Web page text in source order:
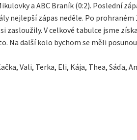
a ABC Braník (0:2). Poslední
nejlepší zápas neděle. Po
si zasloužily. V celkové tabulce jsme
Na další kolo bychom se měli
Vali, Terka, Eli, Kája, Thea, Sáďa,